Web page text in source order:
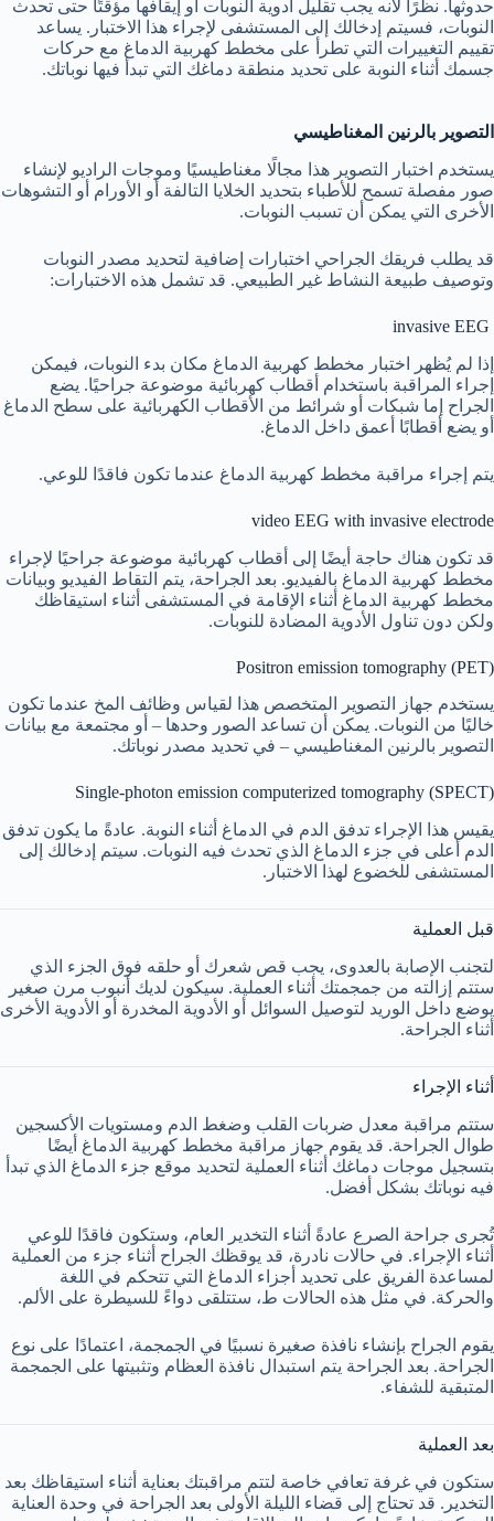
حدوثها. نظرًا لأنه يجب تقليل أدوية النوبات أو إيقافها مؤقتًا حتى تحدث
النوبات، فسيتم إدخالك إلى المستشفى لإجراء هذا الاختبار. يساعد
تقييم التغييرات التي تطرأ على مخطط كهربية الدماغ مع حركات
جسمك أثناء النوبة على تحديد منطقة دماغك التي تبدأ فيها نوباتك.
التصوير بالرنين المغناطيسي
يستخدم اختبار التصوير هذا مجالًا مغناطيسيًا وموجات الراديو لإنشاء
صور مفصلة تسمح للأطباء بتحديد الخلايا التالفة أو الأورام أو التشوهات
الأخرى التي يمكن أن تسبب النوبات.
قد يطلب فريقك الجراحي اختبارات إضافية لتحديد مصدر النوبات
وتوصيف طبيعة النشاط غير الطبيعي. قد تشمل هذه الاختبارات:
إذا لم يُظهر اختبار مخطط كهربية الدماغ مكان بدء النوبات، فيمكن
إجراء المراقبة باستخدام أقطاب كهربائية موضوعة جراحيًا. يضع
الجراح إما شبكات أو شرائط من الأقطاب الكهربائية على سطح الدماغ
أو يضع أقطابًا أعمق داخل الدماغ.
يتم إجراء مراقبة مخطط كهربية الدماغ عندما تكون فاقدًا للوعي.
video EEG with invasive electrode
قد تكون هناك حاجة أيضًا إلى أقطاب كهربائية موضوعة جراحيًا لإجراء
مخطط كهربية الدماغ بالفيديو. بعد الجراحة، يتم التقاط الفيديو وبيانات
مخطط كهربية الدماغ أثناء الإقامة في المستشفى أثناء استيقاظك
ولكن دون تناول الأدوية المضادة للنوبات.
Positron emission tomography (PET)
يستخدم جهاز التصوير المتخصص هذا لقياس وظائف المخ عندما تكون
خاليًا من النوبات. يمكن أن تساعد الصور وحدها – أو مجتمعة مع بيانات
التصوير بالرنين المغناطيسي – في تحديد مصدر نوباتك.
Single-photon emission computerized tomography (SPECT)
يقيس هذا الإجراء تدفق الدم في الدماغ أثناء النوبة. عادةً ما يكون تدفق
الدم أعلى في جزء الدماغ الذي تحدث فيه النوبات. سيتم إدخالك إلى
المستشفى للخضوع لهذا الاختبار.
قبل العملية
لتجنب الإصابة بالعدوى، يجب قص شعرك أو حلقه فوق الجزء الذي
ستتم إزالته من جمجمتك أثناء العملية. سيكون لديك أنبوب مرن صغير
يوضع داخل الوريد لتوصيل السوائل أو الأدوية المخدرة أو الأدوية الأخرى
أثناء الجراحة.
أثناء الإجراء
ستتم مراقبة معدل ضربات القلب وضغط الدم ومستويات الأكسجين
طوال الجراحة. قد يقوم جهاز مراقبة مخطط كهربية الدماغ أيضًا
بتسجيل موجات دماغك أثناء العملية لتحديد موقع جزء الدماغ الذي تبدأ
فيه نوباتك بشكل أفضل.
تُجرى جراحة الصرع عادةً أثناء التخدير العام، وستكون فاقدًا للوعي
أثناء الإجراء. في حالات نادرة، قد يوقظك الجراح أثناء جزء من العملية
لمساعدة الفريق على تحديد أجزاء الدماغ التي تتحكم في اللغة
والحركة. في مثل هذه الحالات ط، ستتلقى دواءً للسيطرة على الألم.
يقوم الجراح بإنشاء نافذة صغيرة نسبيًا في الجمجمة، اعتمادًا على نوع
الجراحة. بعد الجراحة يتم استبدال نافذة العظام وتثبيتها على الجمجمة
المتبقية للشفاء.
بعد العملية
ستكون في غرفة تعافي خاصة لتتم مراقبتك بعناية أثناء استيقاظك بعد
التخدير. قد تحتاج إلى قضاء الليلة الأولى بعد الجراحة في وحدة العناية